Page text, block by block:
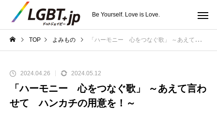
Be Yourself. Love is Love.
TOP よみもの 「ハーモニー 心をつなぐ歌」 ～あえて言わせて ハンカチの用意を！～
2024.04.26 2024.05.12
「ハーモニー 心をつなぐ歌」 ～あえて言わ
せて ハンカチの用意を！～